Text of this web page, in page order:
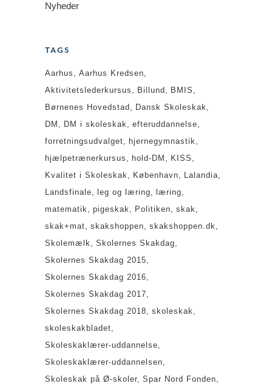
Nyheder
TAGS
Aarhus
Aarhus Kredsen
Aktivitetslederkursus
Billund
BMIS
Børnenes Hovedstad
Dansk Skoleskak
DM
DM i skoleskak
efteruddannelse
forretningsudvalget
hjernegymnastik
hjælpetrænerkursus
hold-DM
KISS
Kvalitet i Skoleskak
København
Lalandia
Landsfinale
leg og læring
læring
matematik
pigeskak Politiken
skak
skak+mat
skakshoppen
skakshoppen.dk
Skolemælk
Skolernes Skakdag
Skolernes Skakdag 2015
Skolernes Skakdag 2016
Skolernes Skakdag 2017
Skolernes Skakdag 2018
skoleskak
skoleskakbladet
Skoleskaklærer-uddannelse
Skoleskaklærer-uddannelsen
Skoleskak på Ø-skoler Spar Nord Fonden